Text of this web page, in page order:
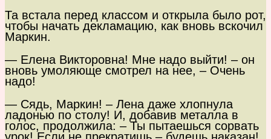
Та встала перед классом и открыла было рот,
чтобы начать декламацию, как вновь вскочил
Маркин.
— Елена Викторовна! Мне надо выйти! – он
вновь умоляюще смотрел на нее, – Очень
надо!
— Сядь, Маркин! – Лена даже хлопнула
ладонью по столу! И, добавив металла в
голос, продолжила: – Ты пытаешься сорвать